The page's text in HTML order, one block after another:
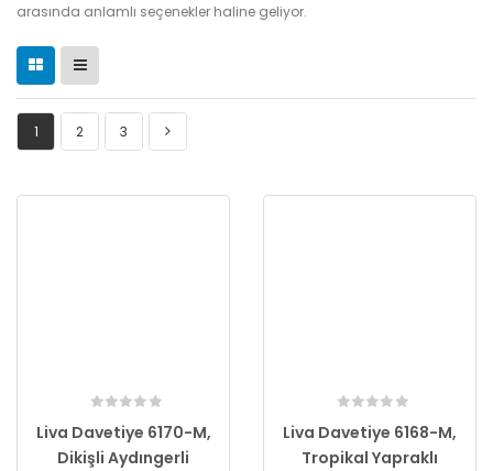
arasında anlamlı seçenekler haline geliyor.
1 2 3
Liva Davetiye 6170-M,
Dikişli Aydıngerli
Liva Davetiye 6168-M,
Tropikal Yapraklı